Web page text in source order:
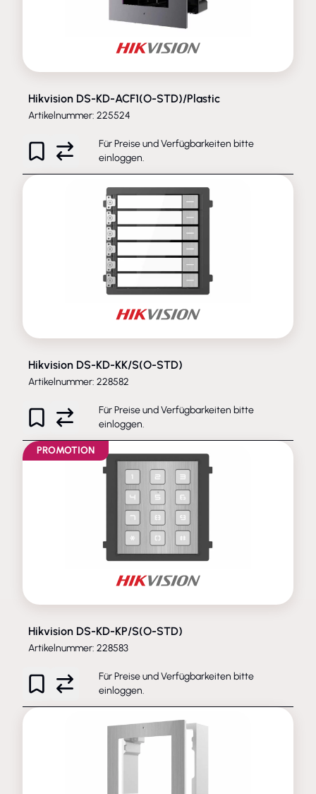
Hikvision DS-KD-ACF1(O-STD)/Plastic
Artikelnummer: 225524
Für Preise und Verfügbarkeiten bitte
einloggen.
Hikvision DS-KD-KK/S(O-STD)
Artikelnummer: 228582
Für Preise und Verfügbarkeiten bitte
einloggen.
PROMOTION
Hikvision DS-KD-KP/S(O-STD)
Artikelnummer: 228583
Für Preise und Verfügbarkeiten bitte
einloggen.